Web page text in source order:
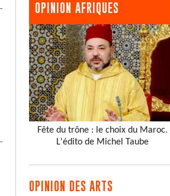
OPINION AFRIQUES
Fête du trône : le choix du Maroc.
L'édito de Michel Taube
OPINION DES ARTS